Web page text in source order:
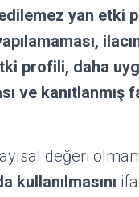
yan etki
profili, daha
ve kanıtlanmış
değeri
kullanılmasını